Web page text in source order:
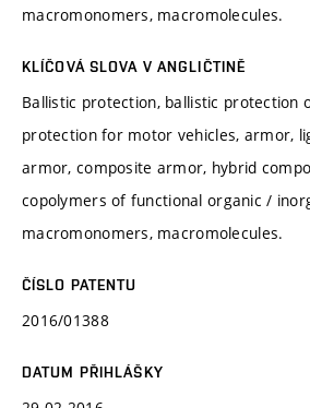
macromonomers, macromolecules.
KLÍČOVÁ SLOVA V ANGLIČTINĚ
Ballistic protection, ballistic protection
protection for motor vehicles, armor,
armor, composite armor, hybrid
copolymers of functional organic /
macromonomers, macromolecules.
ČÍSLO PATENTU
2016/01388
DATUM PŘIHLÁŠKY